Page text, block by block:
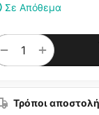
Σε Απόθεμα
+
−
Τρόποι